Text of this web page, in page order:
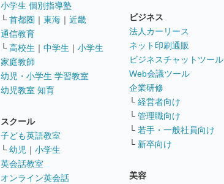
小学生 個別指導塾
└ 首都圏 ｜ 東海 ｜ 近畿
通信教育
└ 高校生 ｜ 中学生 ｜ 小学生
家庭教師
幼児・小学生 学習教室
幼児教室 知育
スクール
子ども英語教室
└ 幼児 ｜ 小学生
英会話教室
オンライン英会話
ビジネス
法人カーリース
ネット印刷通販
ビジネスチャットツール
Web会議ツール
企業研修
└ 経営者向け
└ 管理職向け
└ 若手・一般社員向け
└ 新卒向け
美容